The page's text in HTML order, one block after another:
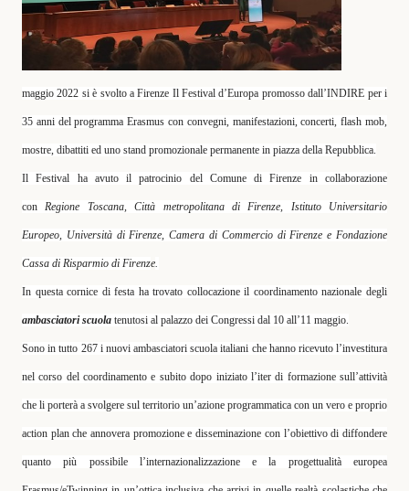
maggio 2022 si è svolto a Firenze Il Festival d’Europa promosso dall’INDIRE per i
35 anni del programma Erasmus con convegni, manifestazioni, concerti, flash mob,
mostre, dibattiti ed uno stand promozionale permanente in piazza della Repubblica.
Il Festival ha avuto il patrocinio del Comune di Firenze in collaborazione
conRegione Toscana, Città metropolitana di Firenze, Istituto Universitario
Europeo, Università di Firenze, Camera di Commercio di Firenze e Fondazione
Cassa di Risparmio di Firenze.
In questa cornice di festa ha trovato collocazione il coordinamento nazionale degli
ambasciatori scuola tenutosi al palazzo dei Congressi dal 10 all’11 maggio.
Sono in tutto 267 i nuovi ambasciatori scuola italiani che hanno ricevuto l’investitura
nel corso del coordinamento e subito dopo iniziato l’iter di formazione sull’attività
che li porterà a svolgere sul territorio un’azione programmatica con un vero e proprio
action plan che annovera promozione e disseminazione con l’obiettivo di diffondere
quanto più possibile l’internazionalizzazione e la progettualità europea